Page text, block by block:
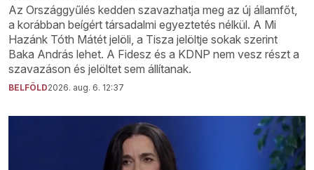
Az Országgyűlés kedden szavazhatja meg az új államfőt,
a korábban beígért társadalmi egyeztetés nélkül. A Mi
Hazánk Tóth Mátét jelöli, a Tisza jelöltje sokak szerint
Baka András lehet. A Fidesz és a KDNP nem vesz részt a
szavazáson és jelöltet sem állítanak.
BELFÖLD2026. aug. 6. 12:37